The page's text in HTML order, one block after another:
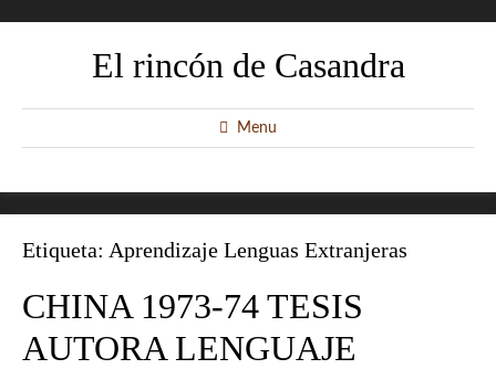
El rincón de Casandra
Menu
Etiqueta: Aprendizaje Lenguas Extranjeras
CHINA 1973-74 TESIS
AUTORA LENGUAJE